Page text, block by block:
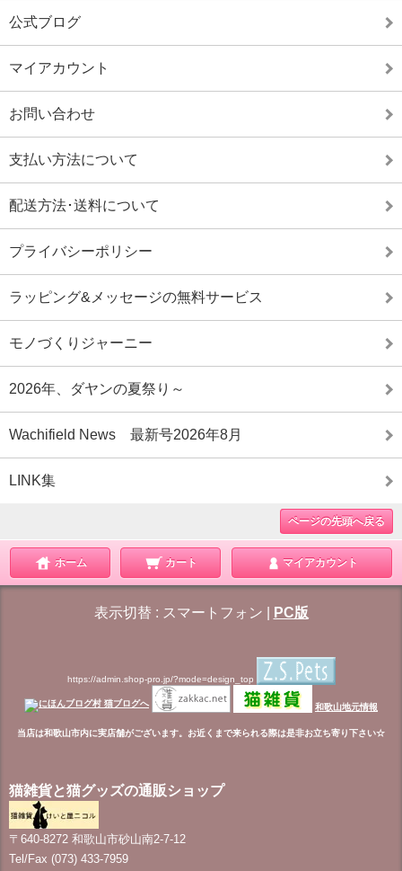
公式ブログ
マイアカウント
お問い合わせ
支払い方法について
配送方法･送料について
プライバシーポリシー
ラッピング&メッセージの無料サービス
モノづくりジャーニー
2026年、ダヤンの夏祭り～
Wachifield News 最新号2026年8月
LINK集
ページの先頭へ戻る
ホーム カート マイアカウント
表示切替 : スマートフォン PC版
https://admin.shop-pro.jp/?mode=design_top
和歌山地元情報
当店は和歌山市内に実店舗がございます。お近くまで来られる際は是非お立ち寄り下さい☆
猫雑貨と猫グッズの通販ショップ
〒640-8272 和歌山市砂山南2-7-12
Tel/Fax (073) 433-7959